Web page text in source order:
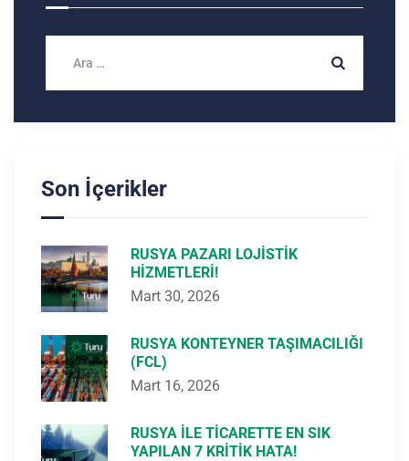
Son İçerikler
RUSYA PAZARI LOJISTIK
HIZMETLERI!
Mart 30, 2026
RUSYA KONTEYNER TAŞIMACILIĞI
(FCL)
Mart 16, 2026
RUSYA ILE TICARETTE EN SIK
YAPILAN 7 KRITIK HATA!